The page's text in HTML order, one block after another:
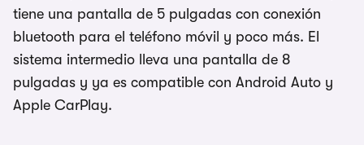
tiene una pantalla de 5 pulgadas con conexión
bluetooth para el teléfono móvil y poco más. El
sistema intermedio lleva una pantalla de 8
pulgadas y ya es compatible con Android Auto y
Apple CarPlay.